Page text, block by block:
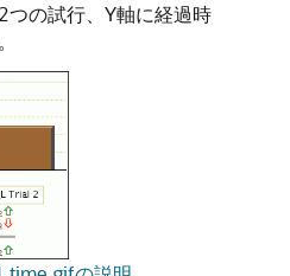
つの試行、Y軸に経過時